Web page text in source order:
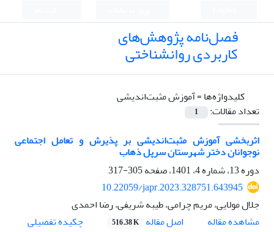
فصل‌نامه پژوهش‌های
کاربردی روانشناختی
کلیدواژه‌ها =آموزش مثبت‌اندیشی
تعداد مقالات:
1
اثربخشی آموزش مثبت‌اندیشی بر پذیرش و تعامل اجتماعی
نوجوانان دختر شهرستان سرپل ذهاب
دوره 13، شماره 4، 1401، صفحه
305-317
10.22059/japr.2023.328751.643945
جلال مولایی، مریم چرامی، طیبه شریفی، رضا احمدی
مشاهده مقاله
اصل مقاله 516.38 K چکیده تفصیلی